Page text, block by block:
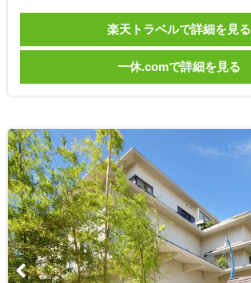
楽天トラベルで詳細を見る
一休.comで詳細を見る